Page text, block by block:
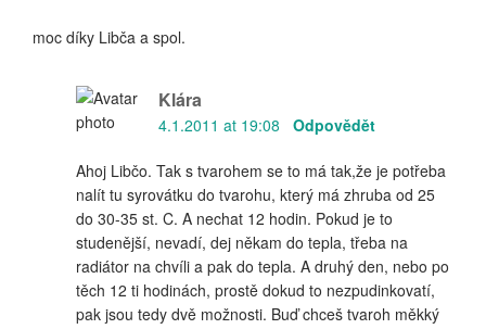
moc díky Libča a spol.
Klára
4.1.2011 at 19:08 Odpovědět
Ahoj Libčo. Tak s tvarohem se to má tak,že je potřeba
nalít tu syrovátku do tvarohu, který má zhruba od 25
do 30-35 st. C. A nechat 12 hodin. Pokud je to
studenější, nevadí, dej někam do tepla, třeba na
radiátor na chvíli a pak do tepla. A druhý den, nebo po
těch 12 ti hodinách, prostě dokud to nezpudinkovatí,
pak jsou tedy dvě možnosti. Buď chceš tvaroh měkký